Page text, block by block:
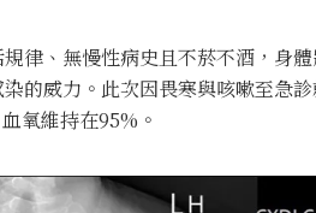
律、無慢性病史且不菸不酒，身
的威力。此次因畏寒與咳嗽至急
氧維持在95%。